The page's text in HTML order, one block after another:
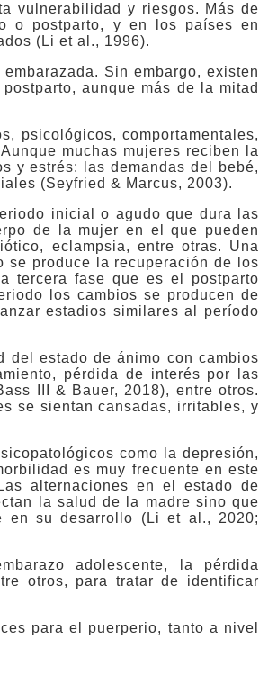
vulnerabilidad y riesgos. Más de
o postparto, y en los países en
(Li et al., 1996).
Sin embargo, existen
aunque más de la mitad
psicológicos, comportamentales,
muchas mujeres reciben la
y estrés: las demandas del bebé,
(Seyfried & Marcus, 2003).
inicial o agudo que dura las
de la mujer en el que pueden
eclampsia, entre otras. Una
se produce la recuperación de los
tercera fase que es el postparto
los cambios se producen de
estadios similares al período
estado de ánimo con cambios
pérdida de interés por las
III & Bauer, 2018), entre otros.
se sientan cansadas, irritables, y
como la depresión,
es muy frecuente en este
alternaciones en el estado de
la salud de la madre sino que
en su desarrollo (Li et al., 2020;
adolescente, la pérdida
otros, para tratar de identificar
para el puerperio, tanto a nivel